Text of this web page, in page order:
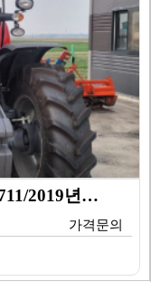
2019년…
가격문의